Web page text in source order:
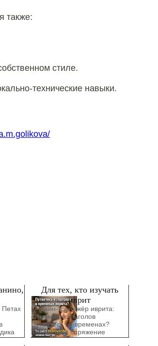
также:
стиле.
технические навыки.
Петах
Для тех, кто изучать
иврит
Онлайн-тренажёр иврита:
спряжение глаголов
Путаетесь во временах?
Тренируйте спряжение
быстро и понятно. Все